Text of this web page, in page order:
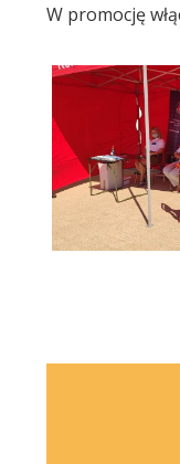
W promocję